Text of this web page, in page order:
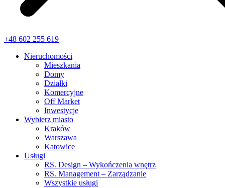
+48 602 255 619
Nieruchomości
Mieszkania
Domy
Działki
Komercyjne
Off Market
Inwestycje
Wybierz miasto
Kraków
Warszawa
Katowice
Usługi
RS. Design – Wykończenia wnętrz
RS. Management – Zarządzanie
Wszystkie usługi